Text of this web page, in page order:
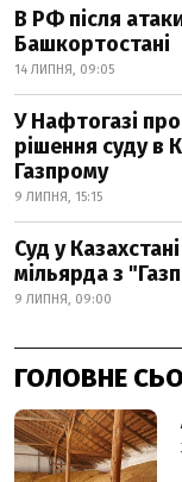
В РФ після
Башкортостані
14 ЛИПНЯ, 09:05
У Нафтогазі
рішення суду в
Газпрому
9 ЛИПНЯ, 15:15
Суд у
мільярда з
9 ЛИПНЯ, 09:00
ГОЛОВНЕ